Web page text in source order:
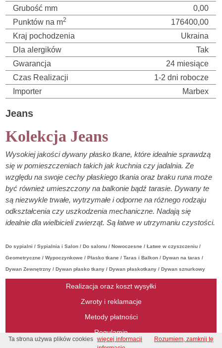
Grubość mm
0,00
Punktów na m2
176400,00
Kraj pochodzenia
Ukraina
Dla alergików
Tak
Gwarancja
24 miesiące
Czas Realizacji
1-2 dni robocze
Importer
Marbex
Jeans
Kolekcja Jeans
Wysokiej jakości dywany płasko tkane, które idealnie sprawdzą
się w pomieszczeniach takich jak kuchnia czy jadalnia. Ze
względu na swoje cechy płaskiego tkania oraz braku runa może
być również umieszczony na balkonie bądź tarasie. Dywany te
są niezwykle trwałe, wytrzymałe i odporne na różnego rodzaju
odkształcenia czy uszkodzenia mechaniczne. Nadają się
idealnie dla wielbicieli zwierząt. Są łatwe w utrzymaniu czystości.
Do sypialni / Sypialnia i Salon / Do salonu / Nowoczesne / Łatwe w czyszczeniu /
Geometryczne / Wypoczynkowe / Płasko tkane / Taras i Balkon / Dywan na taras /
Dywan Zewnętrzny / Dywan płasko tkany / Dywan płaskotkany / Dywan sznurkowy
Realizacja oraz koszt wysyłki
Zwroty i reklamacje
Metody płatności
Regulamin
Ta strona używa plików cookies więcej informacji
Rozumiem, zamknij tę